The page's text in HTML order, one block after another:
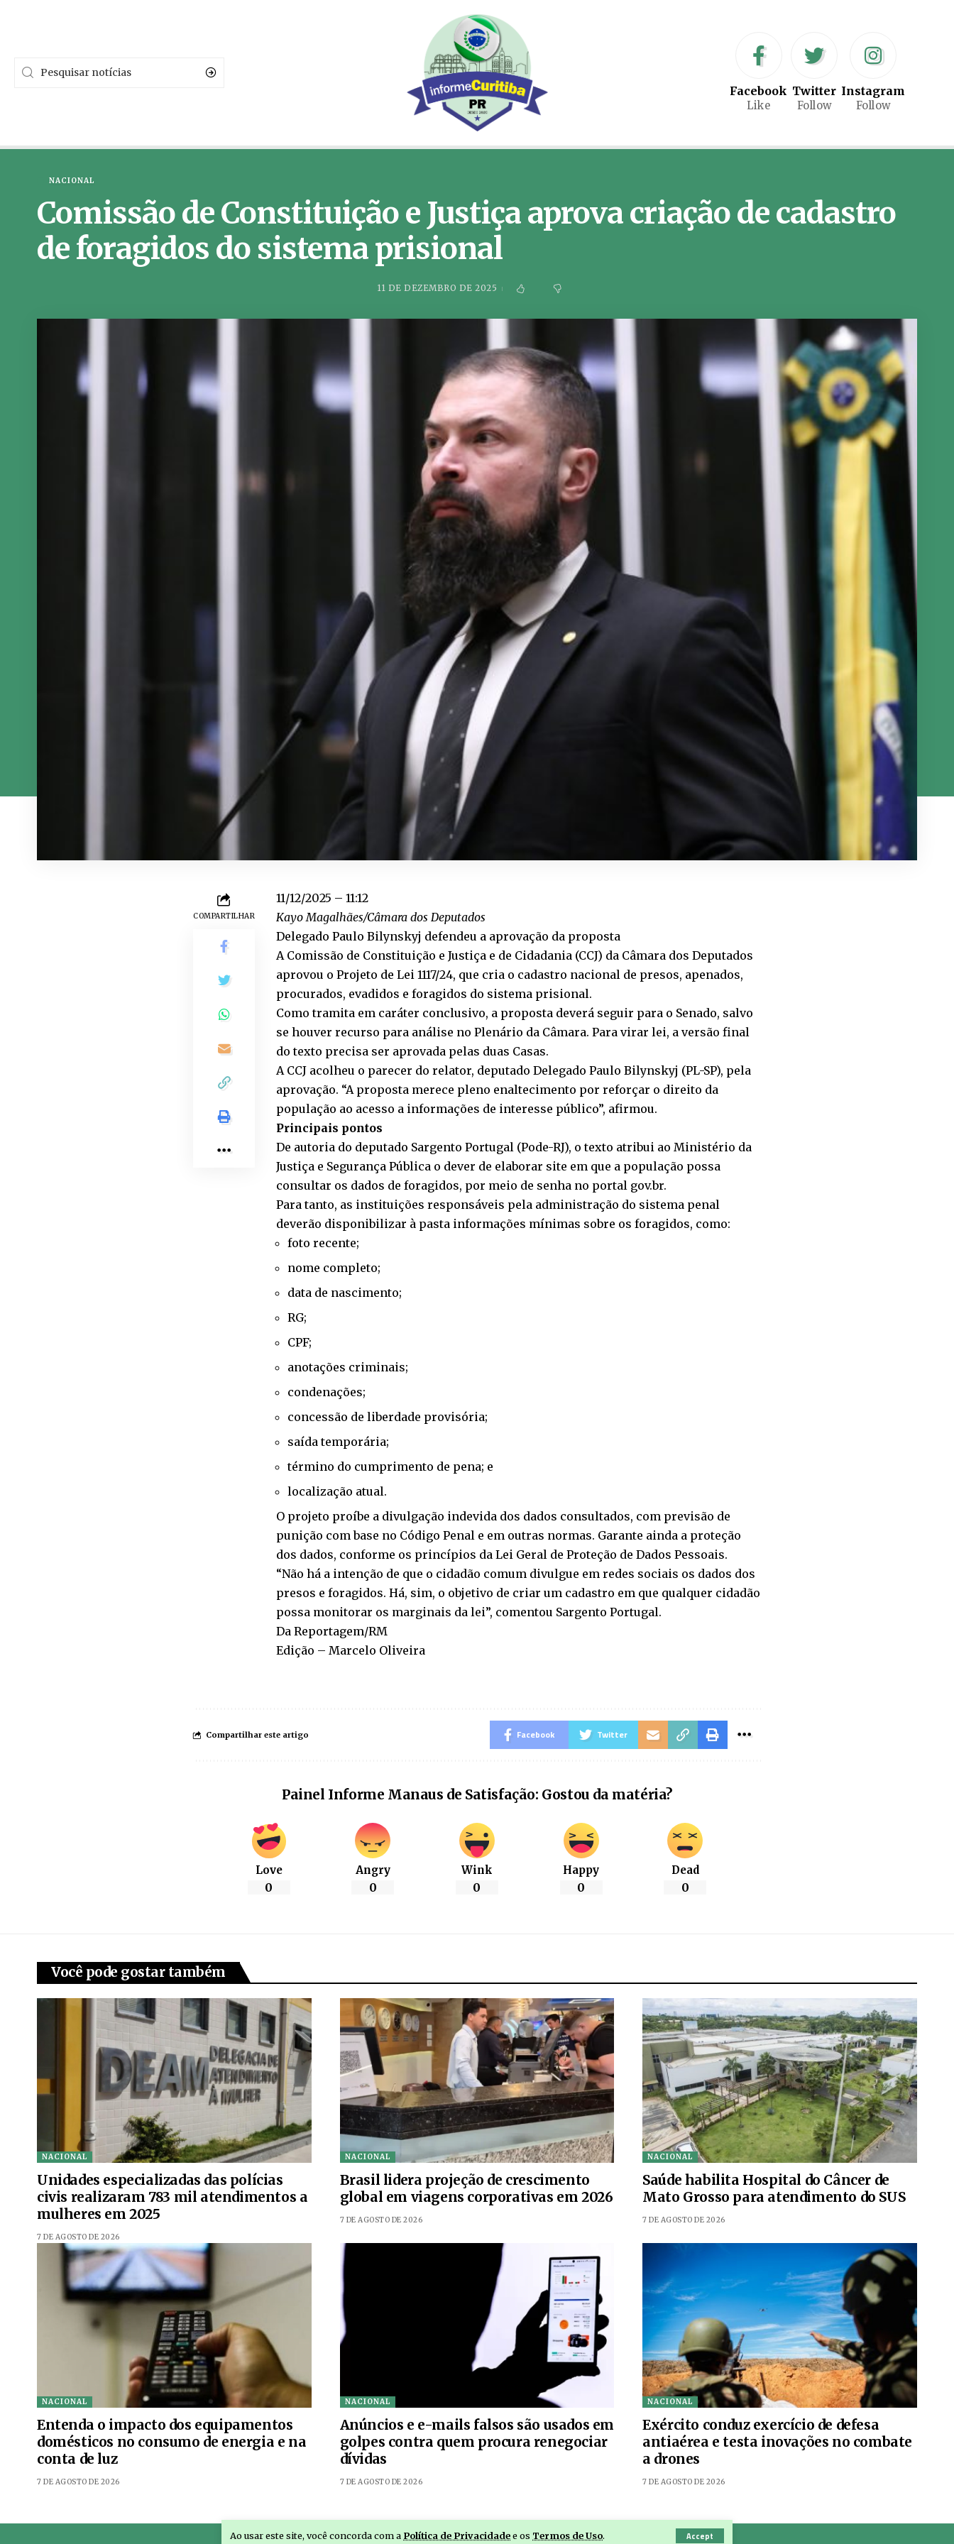
Ao usar este site, você concorda com a Política de Privacidadee os Termos de Uso. Accept
Facebook
Like
Twitter
Follow
Instagram
Follow
NACIONAL
Comissão de Constituição e Justiça aprova criação de cadastro
de foragidos do sistema prisional
11 DE DEZEMBRO DE 2025
COMPARTILHAR
11/12/2025 – 11:12
Kayo Magalhães/Câmara dos Deputados
Delegado Paulo Bilynskyj defendeu a aprovação da proposta
A Comissão de Constituição e Justiça e de Cidadania (CCJ) da Câmara dos Deputados
aprovou o Projeto de Lei 1117/24, que cria o cadastro nacional de presos, apenados,
procurados, evadidos e foragidos do sistema prisional.
Como tramita em caráter conclusivo, a proposta deverá seguir para o Senado, salvo
se houver recurso para análise no Plenário da Câmara. Para virar lei, a versão final
do texto precisa ser aprovada pelas duas Casas.
A CCJ acolheu o parecer do relator, deputado Delegado Paulo Bilynskyj (PL-SP), pela
aprovação. “A proposta merece pleno enaltecimento por reforçar o direito da
população ao acesso a informações de interesse público”, afirmou.
Principais pontos
De autoria do deputado Sargento Portugal (Pode-RJ), o texto atribui ao Ministério da
Justiça e Segurança Pública o dever de elaborar site em que a população possa
consultar os dados de foragidos, por meio de senha no portal gov.br.
Para tanto, as instituições responsáveis pela administração do sistema penal
deverão disponibilizar à pasta informações mínimas sobre os foragidos, como:
foto recente;
nome completo;
data de nascimento;
RG;
CPF;
anotações criminais;
condenações;
concessão de liberdade provisória;
saída temporária;
término do cumprimento de pena; e
localização atual.
O projeto proíbe a divulgação indevida dos dados consultados, com previsão de
punição com base no Código Penal e em outras normas. Garante ainda a proteção
dos dados, conforme os princípios da Lei Geral de Proteção de Dados Pessoais.
“Não há a intenção de que o cidadão comum divulgue em redes sociais os dados dos
presos e foragidos. Há, sim, o objetivo de criar um cadastro em que qualquer cidadão
possa monitorar os marginais da lei”, comentou Sargento Portugal.
Da Reportagem/RM
Edição – Marcelo Oliveira
Compartilhar este artigo Facebook Twitter
Painel Informe Manaus de Satisfação: Gostou da matéria?
Love
0
Angry
0
Wink
0
Happy
0
Dead
0
Você pode gostar também
NACIONAL
Unidades especializadas das polícias
civis realizaram 783 mil atendimentos a
mulheres em 2025
7 DE AGOSTO DE 2026
NACIONAL
Brasil lidera projeção de crescimento
global em viagens corporativas em 2026
7 DE AGOSTO DE 2026
NACIONAL
Saúde habilita Hospital do Câncer de
Mato Grosso para atendimento do SUS
7 DE AGOSTO DE 2026
NACIONAL
Entenda o impacto dos equipamentos
domésticos no consumo de energia e na
conta de luz
7 DE AGOSTO DE 2026
NACIONAL
Anúncios e e-mails falsos são usados em
golpes contra quem procura renegociar
dívidas
7 DE AGOSTO DE 2026
NACIONAL
Exército conduz exercício de defesa
antiaérea e testa inovações no combate
a drones
7 DE AGOSTO DE 2026